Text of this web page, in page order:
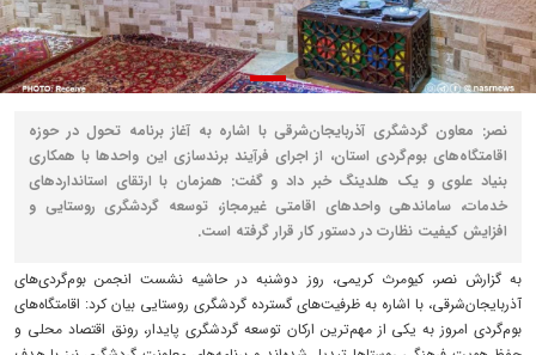
نصر: معاون گردشگری آذربایجان‌شرقی با اشاره به آغاز برنامه تحول در حوزه
اقامتگاه‌های بوم‌گردی استان، از اجرای فرآیند برندسازی این واحدها با همکاری
بنیاد علوی و یک هلدینگ خبر داد و گفت: همزمان با ارتقای استانداردهای
خدمات، ساماندهی واحدهای اقامتی غیرمجاز، توسعه گردشگری روستایی و
افزایش کیفیت نظارت در دستور کار قرار گرفته است.
به گزارش نصر، کیومرث کریمی، روز دوشنبه در حاشیه نشست انجمن بوم‌گردی‌های
آذربایجان‌شرقی، با اشاره به ظرفیت‌های گسترده گردشگری روستایی بیان کرد: اقامتگاه‌های
بوم‌گردی امروز به یکی از مهم‌ترین ارکان توسعه گردشگری پایدار، رونق اقتصاد محلی و